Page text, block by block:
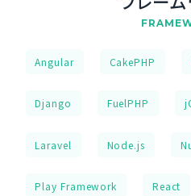
Angular CakePHP
Django FuelPHP
Laravel Node.js
Play Framework React